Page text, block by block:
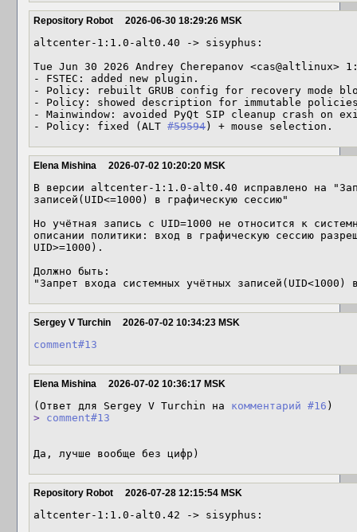
Repository Robot 2026-06-30 18:29:26 MSK
altcenter-1:1.0-alt0.40 -> sisyphus:
Tue Jun 30 2026 Andrey Cherepanov <cas@altlinux>
- FSTEC: added new plugin.
- Policy: rebuilt GRUB config for recovery mode
- Policy: showed description for immutable
- Mainwindow: avoided PyQt SIP cleanup crash on
- Policy: fixed (ALT #59594 ) + mouse selection.
Elena Mishina 2026-07-02 10:20:20 MSK
В версии altcenter-1:1.0-alt0.40 исправлено на
записей(UID<=1000) в графическую сессию"
Но учётная запись с UID=1000 не относится к
описании политики: вход в графическую сессию
UID>=1000).
Должно быть:
"Запрет входа системных учётных записей(UID<1000)
Sergey V Turchin 2026-07-02 10:34:23 MSK
comment#13
Elena Mishina 2026-07-02 10:36:17 MSK
(Ответ для Sergey V Turchin на комментарий #16
> comment#13
Да, лучше вообще без цифр)
Repository Robot 2026-07-28 12:15:54 MSK
altcenter-1:1.0-alt0.42 -> sisyphus: